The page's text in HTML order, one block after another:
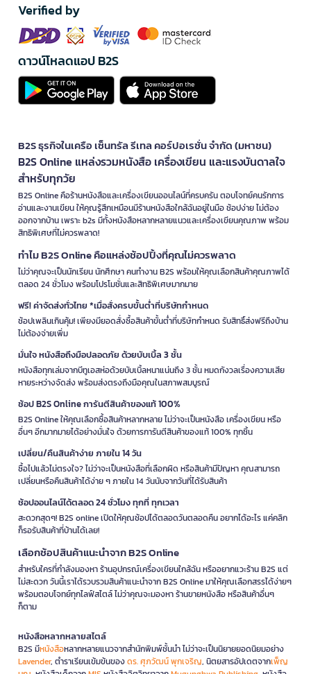
Verified by
ดาวน์โหลดแอป B2S
B2S ธุรกิจในเครือ เซ็นทรัล รีเทล คอร์ปอเรชั่น จำกัด (มหาชน)
B2S Online แหล่งรวมหนังสือ เครื่องเขียน และแรงบันดาลใจ
สำหรับทุกวัย
B2S Online คือร้านหนังสือและเครื่องเขียนออนไลน์ที่ครบครัน ตอบโจทย์คนรักการ
อ่านและงานเขียน ให้คุณรู้สึกเหมือนมีร้านหนังสือใกล้ฉันอยู่ในมือ ช้อปง่าย ไม่ต้อง
ออกจากบ้าน เพราะ b2s มีทั้งหนังสือหลากหลายแนวและเครื่องเขียนคุณภาพ พร้อม
สิทธิพิเศษที่ไม่ควรพลาด!
ทำไม B2S Online คือแหล่งช้อปปิ้งที่คุณไม่ควรพลาด
ไม่ว่าคุณจะเป็นนักเรียน นักศึกษา คนทำงาน B2S พร้อมให้คุณเลือกสินค้าคุณภาพได้
ตลอด 24 ชั่วโมง พร้อมโปรโมชั่นและสิทธิพิเศษมากมาย
ฟรี! ค่าจัดส่งทั่วไทย *เมื่อสั่งครบขั้นต่ำที่บริษัทกำหนด
ช้อปเพลินเกินคุ้ม! เพียงมียอดสั่งซื้อสินค้าขั้นต่ำที่บริษัทกำหนด รับสิทธิ์ส่งฟรีถึงบ้าน
ไม่ต้องจ่ายเพิ่ม
มั่นใจ หนังสือถึงมือปลอดภัย ด้วยบับเบิ้ล 3 ชั้น
หนังสือทุกเล่มจากบีทูเอสห่อด้วยบับเบิ้ลหนาแน่นถึง 3 ชั้น หมดกังวลเรื่องความเสีย
หายระหว่างจัดส่ง พร้อมส่งตรงถึงมือคุณในสภาพสมบูรณ์
ช้อป B2S Online การันตีสินค้าของแท้ 100%
B2S Online ให้คุณเลือกซื้อสินค้าหลากหลาย ไม่ว่าจะเป็นหนังสือ เครื่องเขียน หรือ
อื่นๆ อีกมากมายได้อย่างมั่นใจ ด้วยการการันตีสินค้าของแท้ 100% ทุกชิ้น
เปลี่ยน/คืนสินค้าง่าย ภายใน 14 วัน
ซื้อไปแล้วไม่ตรงใจ? ไม่ว่าจะเป็นหนังสือที่เลือกผิด หรือสินค้ามีปัญหา คุณสามารถ
เปลี่ยนหรือคืนสินค้าได้ง่าย ๆ ภายใน 14 วันนับจากวันที่ได้รับสินค้า
ช้อปออนไลน์ได้ตลอด 24 ชั่วโมง ทุกที่ ทุกเวลา
สะดวกสุดๆ! B2S online เปิดให้คุณช้อปได้ตลอดวันตลอดคืน อยากได้อะไร แค่คลิก
ก็รอรับสินค้าที่บ้านได้เลย!
เลือกช้อปสินค้าแนะนำจาก B2S Online
สำหรับใครที่กำลังมองหา ร้านอุปกรณ์เครื่องเขียนใกล้ฉัน หรืออยากแวะร้าน B2S แต่
ไม่สะดวก วันนี้เราได้รวบรวมสินค้าแนะนำจาก B2S Online มาให้คุณเลือกสรรได้ง่ายๆ
พร้อมตอบโจทย์ทุกไลฟ์สไตล์ ไม่ว่าคุณจะมองหา ร้านขายหนังสือ หรือสินค้าอื่นๆ
ก็ตาม
หนังสือหลากหลายสไตล์
B2S มีหนังสือหลากหลายแนวจากสำนักพิมพ์ชั้นนำ ไม่ว่าจะเป็นนิยายยอดนิยมอย่าง
Lavender, ตำราเรียนเข้มข้นของดร. ศุภวัฒน์ พุกเจริญ, นิตยสารอัปเดตจากเพ็ญ